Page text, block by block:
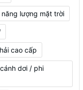
lượng mặt trời
cao cấp
dơi / phi